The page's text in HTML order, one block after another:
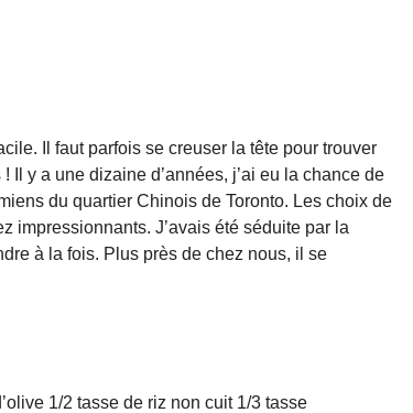
Il faut parfois se creuser la tête pour trouver
y a une dizaine d’années, j’ai eu la chance de
du quartier Chinois de Toronto. Les choix de
impressionnants. J’avais été séduite par la
à la fois. Plus près de chez nous, il se
1/2 tasse de riz non cuit 1/3 tasse